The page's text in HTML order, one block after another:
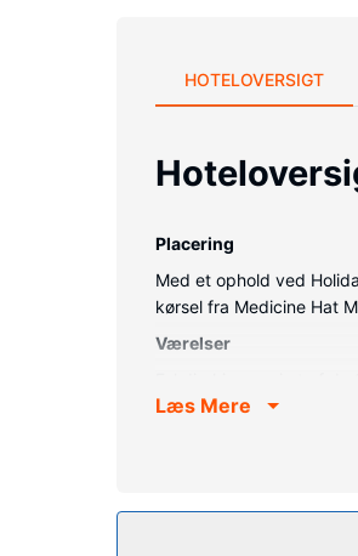
HOTELOVERSIGT
Placering
Med et ophold ved
kørsel fra Medicine Hat
Værelser
Med gratis
internetadgang,
Læs Mere